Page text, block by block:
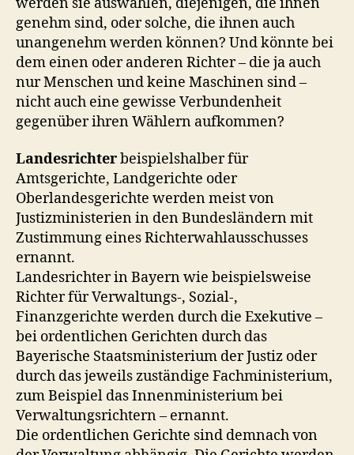
genehm sind, oder solche, die ihnen auch
unangenehm werden können? Und könnte bei
dem einen oder anderen Richter – die ja auch
nur Menschen und keine Maschinen sind –
nicht auch eine gewisse Verbundenheit
gegenüber ihren Wählern aufkommen?
Landesrichterbeispielshalber für
Amtsgerichte, Landgerichte oder
Oberlandesgerichte werden meist von
Justizministerien in den Bundesländern mit
Zustimmung eines Richterwahlausschusses
ernannt.
Landesrichter in Bayern wie beispielsweise
Richter für Verwaltungs-, Sozial-,
Finanzgerichte werden durch die Exekutive –
bei ordentlichen Gerichten durch das
Bayerische Staatsministerium der Justiz oder
durch das jeweils zuständige Fachministerium,
zum Beispiel das Innenministerium bei
Verwaltungsrichtern – ernannt.
Die ordentlichen Gerichte sind demnach von